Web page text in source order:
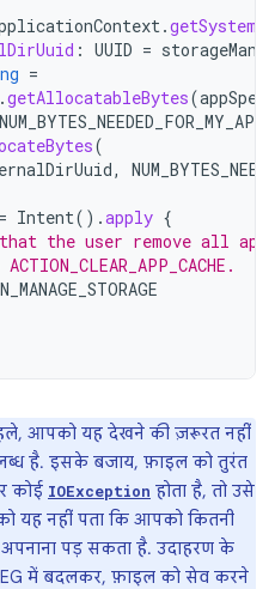
.
: UUID =
=
.getAllocatableBytes(
NUM_BYTES_NEEDED_FOR_MY_APP
(
,
= Intent().apply {
the user remove all
आपको यह देखने की ज़रूरत नहीं
है. इसके बजाय, फ़ाइल को तुरंत
कोई IOException होता है, तो उसे
यह नहीं पता कि आपको कितनी
पड़ सकता है. उदाहरण के
में बदलकर, फ़ाइल को सेव करने